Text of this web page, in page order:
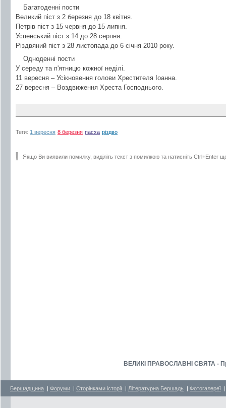
Багатоденні пости
Великий піст з 2 березня до 18 квітня.
Петрів піст з 15 червня до 15 липня.
Успенський піст з 14 до 28 серпня.
Різдвяний піст з 28 листопада до 6 січня 2010 року.
Одноденні пости
У середу та п'ятницю кожної неділі.
11 вересня – Усікновення голови Хрестителя Іоанна.
27 вересня – Воздвиження Хреста Господнього.
Теги: 1 вересня 8 березня пасха різдво
Якщо Ви виявили помилку, виділіть текст з помилкою та натисніть Ctrl+Enter
ВЕЛИКІ ПРАВОСЛАВНІ СВЯТА -
Бершадщина | Форуми | Сторінками історії | Літературна Бершадь | Фотогалереї